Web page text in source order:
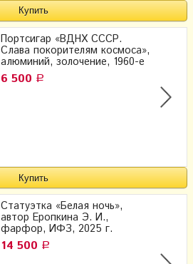
Портсигар «ВДНХ СССР.
Слава покорителям космоса»,
алюминий, золочение, 1960-е
6 500 Р
Статуэтка «Белая ночь»,
автор Еропкина Э. И.,
фарфор, ИФЗ, 2025 г.
14 500 Р